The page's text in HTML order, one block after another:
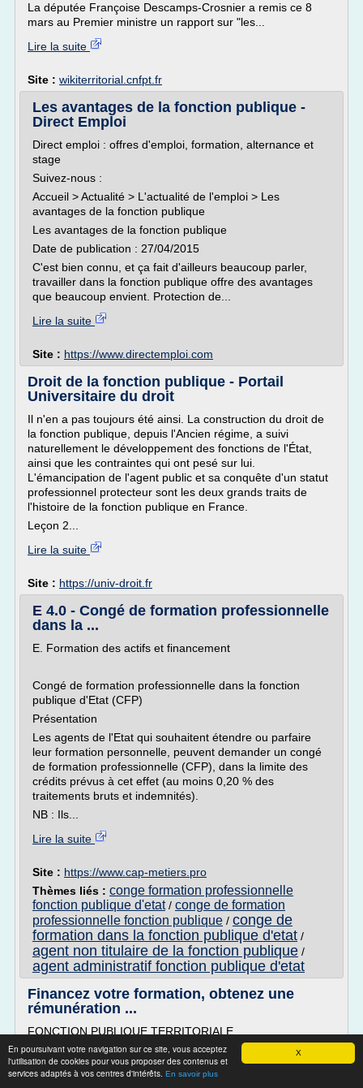
X
En poursuivant votre navigation sur ce site, vous acceptez
l'utilisation de cookies pour vous proposer des contenus et
services adaptés à vos centres d'intérêts. En savoir plus
La députée Françoise Descamps-Crosnier a remis ce 8
mars au Premier ministre un rapport sur "les...
Lire la suite
Site : wikiterritorial.cnfpt.fr
Les avantages de la fonction publique -
Direct Emploi
Direct emploi : offres d'emploi, formation, alternance et
stage
Suivez-nous :
Accueil > Actualité > L'actualité de l'emploi > Les
avantages de la fonction publique
Les avantages de la fonction publique
Date de publication : 27/04/2015
C'est bien connu, et ça fait d'ailleurs beaucoup parler,
travailler dans la fonction publique offre des avantages
que beaucoup envient. Protection de...
Lire la suite
Site : https://www.directemploi.com
Droit de la fonction publique - Portail
Universitaire du droit
Il n'en a pas toujours été ainsi. La construction du droit de
la fonction publique, depuis l'Ancien régime, a suivi
naturellement le développement des fonctions de l'État,
ainsi que les contraintes qui ont pesé sur lui.
L'émancipation de l'agent public et sa conquête d'un statut
professionnel protecteur sont les deux grands traits de
l'histoire de la fonction publique en France.
Leçon 2...
Lire la suite
Site : https://univ-droit.fr
E 4.0 - Congé de formation professionnelle
dans la ...
E. Formation des actifs et financement
Congé de formation professionnelle dans la fonction
publique d'Etat (CFP)
Présentation
Les agents de l'Etat qui souhaitent étendre ou parfaire
leur formation personnelle, peuvent demander un congé
de formation professionnelle (CFP), dans la limite des
crédits prévus à cet effet (au moins 0,20 % des
traitements bruts et indemnités).
NB : Ils...
Lire la suite
Site : https://www.cap-metiers.pro
Thèmes liés : conge formation professionnelle
fonction publique d'etat/ conge de formation
professionnelle fonction publique / conge de
formation dans la fonction publique d'etat /
agent non titulaire de la fonction publique /
agent administratif fonction publique d'etat
Financez votre formation, obtenez une
rémunération ...
FONCTION PUBLIQUE TERRITORIALE
Le congé de formation professionnelle (CFP) permet aux
agents publics ayant accompli 3 années de services
effectifs dans l'administration de suivre une formation à